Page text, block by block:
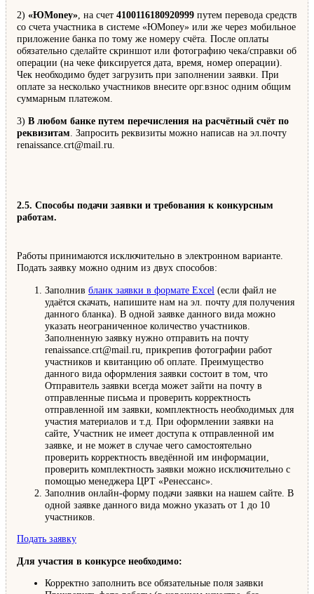
2) «ЮMoney», на счет 4100116180920999 путем перевода средств
со счета участника в системе «ЮMoney» или же через мобильное
приложение банка по тому же номеру счёта. После оплаты
обязательно сделайте скриншот или фотографию чека/справки об
операции (на чеке фиксируется дата, время, номер операции).
Чек необходимо будет загрузить при заполнении заявки. При
оплате за несколько участников внесите орг.взнос одним общим
суммарным платежом.
3) В любом банке путем перечисления на расчётный счёт по
реквизитам . Запросить реквизиты можно написав на эл.почту
renaissance.crt@mail.ru.
2.5. Способы подачи заявки и требования к конкурсным
работам.
Работы принимаются исключительно в электронном варианте.
Подать заявку можно одним из двух способов:
Заполнив бланк заявки в формате Excel (если файл не
удаётся скачать, напишите нам на эл. почту для получения
данного бланка). В одной заявке данного вида можно
указать неограниченное количество участников.
Заполненную заявку нужно отправить на почту
renaissance.crt@mail.ru, прикрепив фотографии работ
участников и квитанцию об оплате. Преимущество
данного вида оформления заявки состоит в том, что
Отправитель заявки всегда может зайти на почту в
отправленные письма и проверить корректность
отправленной им заявки, комплектность необходимых для
участия материалов и т.д. При оформлении заявки на
сайте, Участник не имеет доступа к отправленной им
заявке, и не может в случае чего самостоятельно
проверить корректность введённой им информации,
проверить комплектность заявки можно исключительно с
помощью менеджера ЦРТ «Ренессанс».
Заполнив онлайн-форму подачи заявки на нашем сайте. В
одной заявке данного вида можно указать от 1 до 10
участников.
Подать заявку
Для участия в конкурсе необходимо:
Корректно заполнить все обязательные поля заявки